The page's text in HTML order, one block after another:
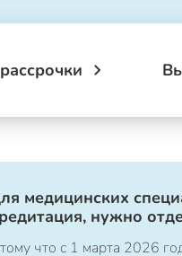
медицинских
нужно
что с 1 марта 2026